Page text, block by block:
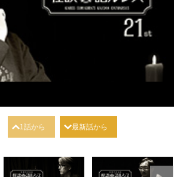
loading...
1話から 最新話から